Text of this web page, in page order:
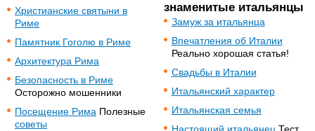
Христианские святыни в
Риме
Памятник Гоголю в Риме
Архитектура Рима
Безопасность в Риме
Осторожно мошенники
Посещение Рима Полезные
советы
знаменитые итальянцы
Замуж за итальянца
Впечатления об Италии
Реально хорошая статья!
Свадьбы в Италии
Итальянский характер
Итальянская семья